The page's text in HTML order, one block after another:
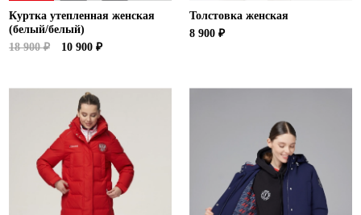
Куртка утепленная женская
(белый/белый)
18 900 ₽
10 900 ₽
Толстовка женская
8 900 ₽